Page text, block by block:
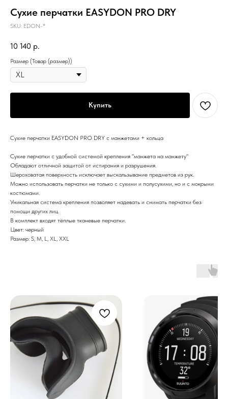
Сухие перчатки EASYDON PRO DRY
SKU: EDON-*
10 140 р.
Размер (Товар (размер))
Купить
Сухие перчатки EASYDON PRO DRY с манжетами + кольца
Сухие перчатки с удобной системой крепления "манжета на манжету"
Обладают отличной защитой от истирания и разрушения.
Шероховатая поверхность исключает выскальзывание предметов из рук.
Можно использовать перчатки не только с сухими и полусухими, но и с мокрыми
костюмами.
Уникальная система крепления позволяет надевать и снимать перчатки без
помощи других лиц.
В комплект входят тёплые тканевые перчатки.
Цвет: черный
Размер: S, M, L, XL, XXL